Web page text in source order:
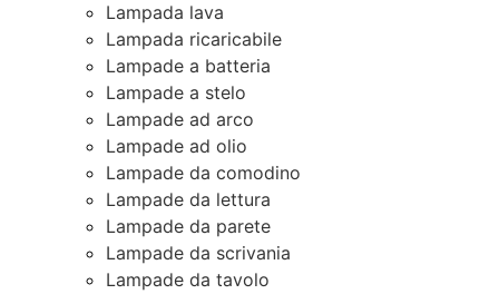
Lampada lava
Lampada ricaricabile
Lampade a batteria
Lampade a stelo
Lampade ad arco
Lampade ad olio
Lampade da comodino
Lampade da lettura
Lampade da parete
Lampade da scrivania
Lampade da tavolo